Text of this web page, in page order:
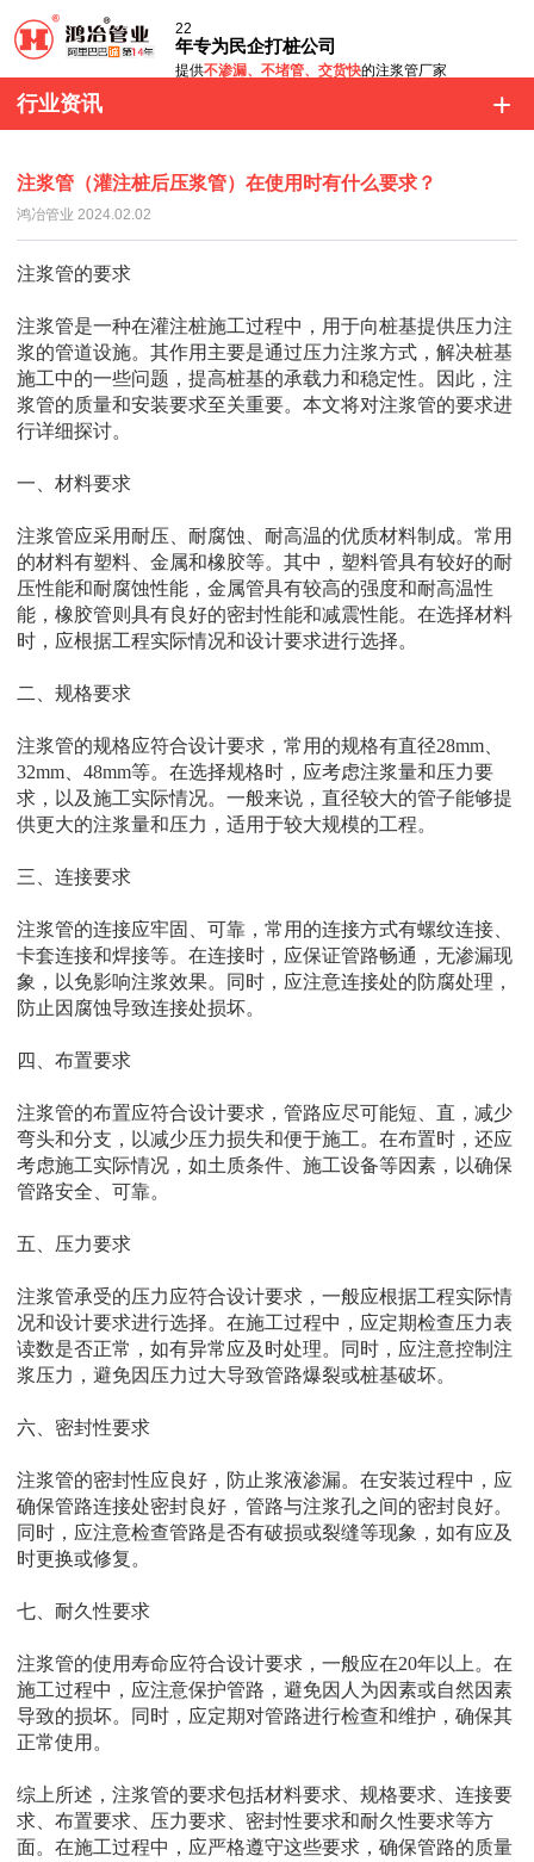
22
年专为民企打桩公司
提供不渗漏、不堵管、交货快的注浆管厂家
行业资讯
注浆管（灌注桩后压浆管）在使用时有什么要求？
鸿冶管业 2024.02.02
注浆管的要求
注浆管是一种在灌注桩施工过程中，用于向桩基提供压力注
浆的管道设施。其作用主要是通过压力注浆方式，解决桩基
施工中的一些问题，提高桩基的承载力和稳定性。因此， 注
浆管的质量和安装要求至关重要。本文将对注浆管的要求进
行详细探讨。
一、材料要求
注浆管应采用耐压、耐腐蚀、耐高温的优质材料制成。常用
的材料有塑料、金属和橡胶等。其中，塑料管具有较好的耐
压性能和耐腐蚀性能，金属管具有较高的强度和耐高温性
能，橡胶管则具有良好的密封性能和减震性能。在选择材料
时，应根据工程实际情况和设计要求进行选择。
二、规格要求
注浆管的规格应符合设计要求，常用的规格有直径28mm、
32mm、48mm等。在选择规格时，应考虑注浆量和压力要
求，以及施工实际情况。一般来说，直径较大的管子能够提
供更大的注浆量和压力，适用于较大规模的工程。
三、连接要求
注浆管的连接应牢固、可靠，常用的连接方式有螺纹连接、
卡套连接和焊接等。在连接时，应保证管路畅通，无渗漏现
象，以免影响注浆效果。同时，应注意连接处的防腐处理，
防止因腐蚀导致连接处损坏。
四、布置要求
注浆管的布置应符合设计要求，管路应尽可能短、直，减少
弯头和分支，以减少压力损失和便于施工。在布置时，还应
考虑施工实际情况，如土质条件、施工设备等因素，以确保
管路安全、可靠。
五、压力要求
注浆管承受的压力应符合设计要求，一般应根据工程实际情
况和设计要求进行选择。在施工过程中，应定期检查压力表
读数是否正常，如有异常应及时处理。同时，应注意控制注
浆压力，避免因压力过大导致管路爆裂或桩基破坏。
六、密封性要求
注浆管的密封性应良好，防止浆液渗漏。在安装过程中，应
确保管路连接处密封良好，管路与注浆孔之间的密封良好。
同时，应注意检查管路是否有破损或裂缝等现象，如有应及
时更换或修复。
七、耐久性要求
注浆管的使用寿命应符合设计要求，一般应在20年以上。在
施工过程中，应注意保护管路，避免因人为因素或自然因素
导致的损坏。同时，应定期对管路进行检查和维护，确保其
正常使用。
综上所述， 注浆管的要求包括材料要求、规格要求、连接要
求、布置要求、压力要求、密封性要求和耐久性要求等方
面。在施工过程中，应严格遵守这些要求，确保管路的质量